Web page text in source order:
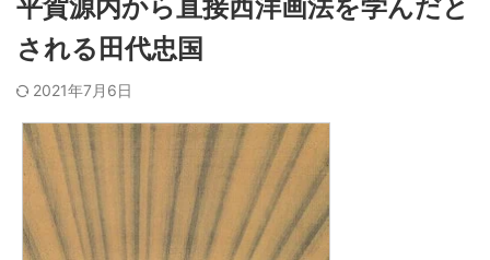
平賀源内から直接西洋画法を学んだと
される田代忠国
2021年7月6日